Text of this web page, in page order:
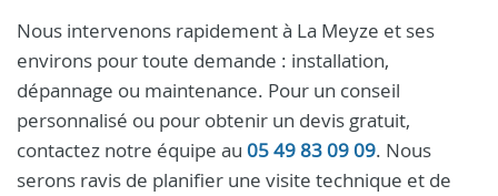
Nous intervenons rapidement à La Meyze et ses
environs pour toute demande : installation,
dépannage ou maintenance. Pour un conseil
personnalisé ou pour obtenir un devis gratuit,
contactez notre équipe au 05 49 83 09 09. Nous
serons ravis de planifier une visite technique et de